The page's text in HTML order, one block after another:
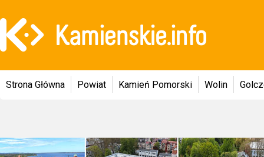
Strona Główna Powiat Kamień Pomorski Wolin